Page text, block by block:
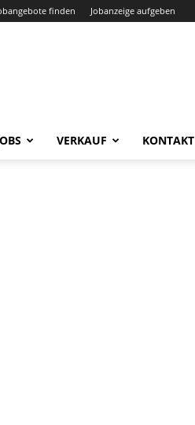
finden Jobanzeige aufgeben
VERKAUF KONTAKT